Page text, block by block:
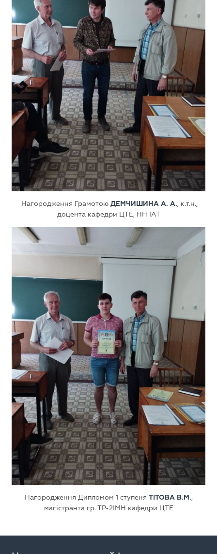
Нагородження Грамотою ДЕМЧИШИНА А. А., к.т.н.,
доцента кафедри ЦТЕ, НН ІАТ
Нагородження Дипломом 1 ступеня ТІТОВА В.М.,
магістранта гр. ТР-2ІМН кафедри ЦТЕ